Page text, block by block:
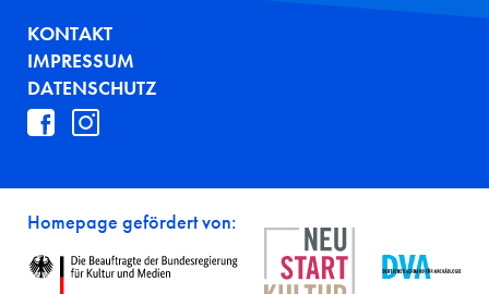
FUSSZEILE
KONTAKT
IMPRESSUM
DATENSCHUTZ
Homepage gefördert von: